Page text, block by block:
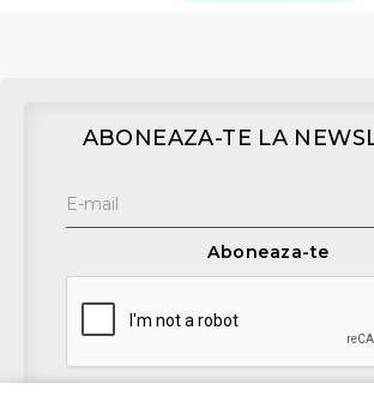
ABONEAZA-TE LA
Aboneaza-te